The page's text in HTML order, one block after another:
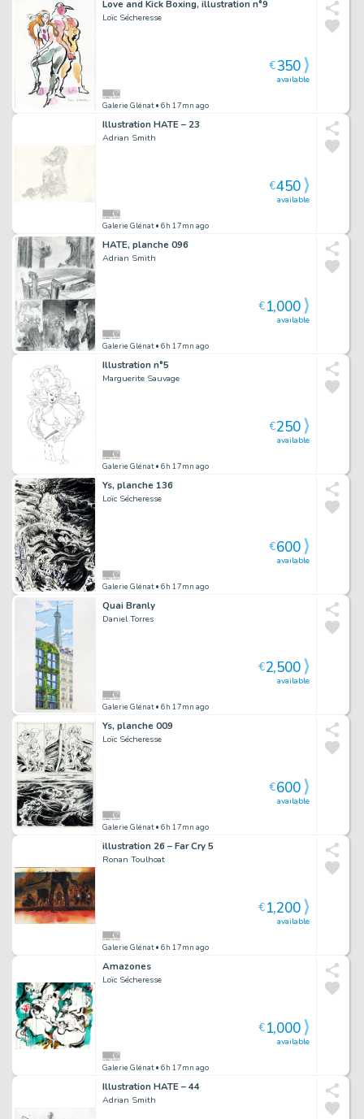
Love and Kick Boxing, illustration n°9
Loïc Sécheresse
Galerie Glénat• 6h 17mn ago
available
€350
Illustration HATE – 23
Adrian Smith
Galerie Glénat• 6h 17mn ago
available
€450
HATE, planche 096
Adrian Smith
Galerie Glénat• 6h 17mn ago
available
€1,000
Illustration n°5
Marguerite Sauvage
Galerie Glénat• 6h 17mn ago
available
€250
Ys, planche 136
Loïc Sécheresse
Galerie Glénat• 6h 17mn ago
available
€600
Quai Branly
Daniel Torres
Galerie Glénat• 6h 17mn ago
available
€2,500
Ys, planche 009
Loïc Sécheresse
Galerie Glénat• 6h 17mn ago
available
€600
illustration 26 – Far Cry 5
Ronan Toulhoat
Galerie Glénat• 6h 17mn ago
available
€1,200
Amazones
Loïc Sécheresse
Galerie Glénat• 6h 17mn ago
available
€1,000
Illustration HATE – 44
Adrian Smith